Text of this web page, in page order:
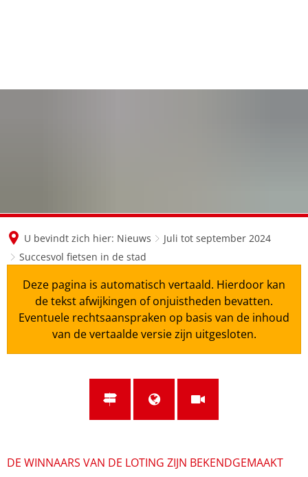
de
U bevindt zich hier: Nieuws
Juli tot september 2024
Succesvol fietsen in de stad
Deze pagina is automatisch vertaald. Hierdoor kan
de tekst afwijkingen of onjuistheden bevatten.
Eventuele rechtsaanspraken op basis van de inhoud
van de vertaalde versie zijn uitgesloten.
DE WINNAARS VAN DE LOTING ZIJN BEKENDGEMAAKT